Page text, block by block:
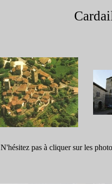
N'hésitez pas à cliquer sur les